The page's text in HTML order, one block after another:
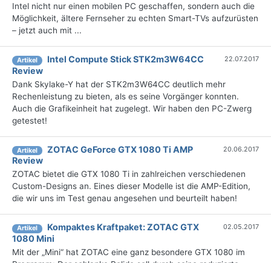
Intel nicht nur einen mobilen PC geschaffen, sondern auch die
Möglichkeit, ältere Fernseher zu echten Smart-TVs aufzurüsten
– jetzt auch mit ...
Artikel
Intel Compute Stick STK2m3W64CC
Review
22.07.2017
Dank Skylake-Y hat der STK2m3W64CC deutlich mehr
Rechenleistung zu bieten, als es seine Vorgänger konnten.
Auch die Grafikeinheit hat zugelegt. Wir haben den PC-Zwerg
getestet!
Artikel
ZOTAC GeForce GTX 1080 Ti AMP
Review
20.06.2017
ZOTAC bietet die GTX 1080 Ti in zahlreichen verschiedenen
Custom-Designs an. Eines dieser Modelle ist die AMP-Edition,
die wir uns im Test genau angesehen und beurteilt haben!
Artikel
Kompaktes Kraftpaket: ZOTAC GTX
1080 Mini
02.05.2017
Mit der „Mini“ hat ZOTAC eine ganz besondere GTX 1080 im